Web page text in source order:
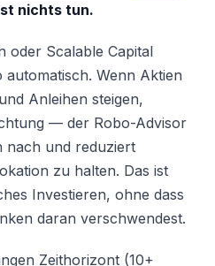
nichts tun.
oder Scalable Capital
Wenn Aktien
Anleihen steigen,
— der Robo-Advisor
nach und reduziert
zu halten. Das ist
Investieren, ohne dass
daran verschwendest.
Zeithorizont (10+